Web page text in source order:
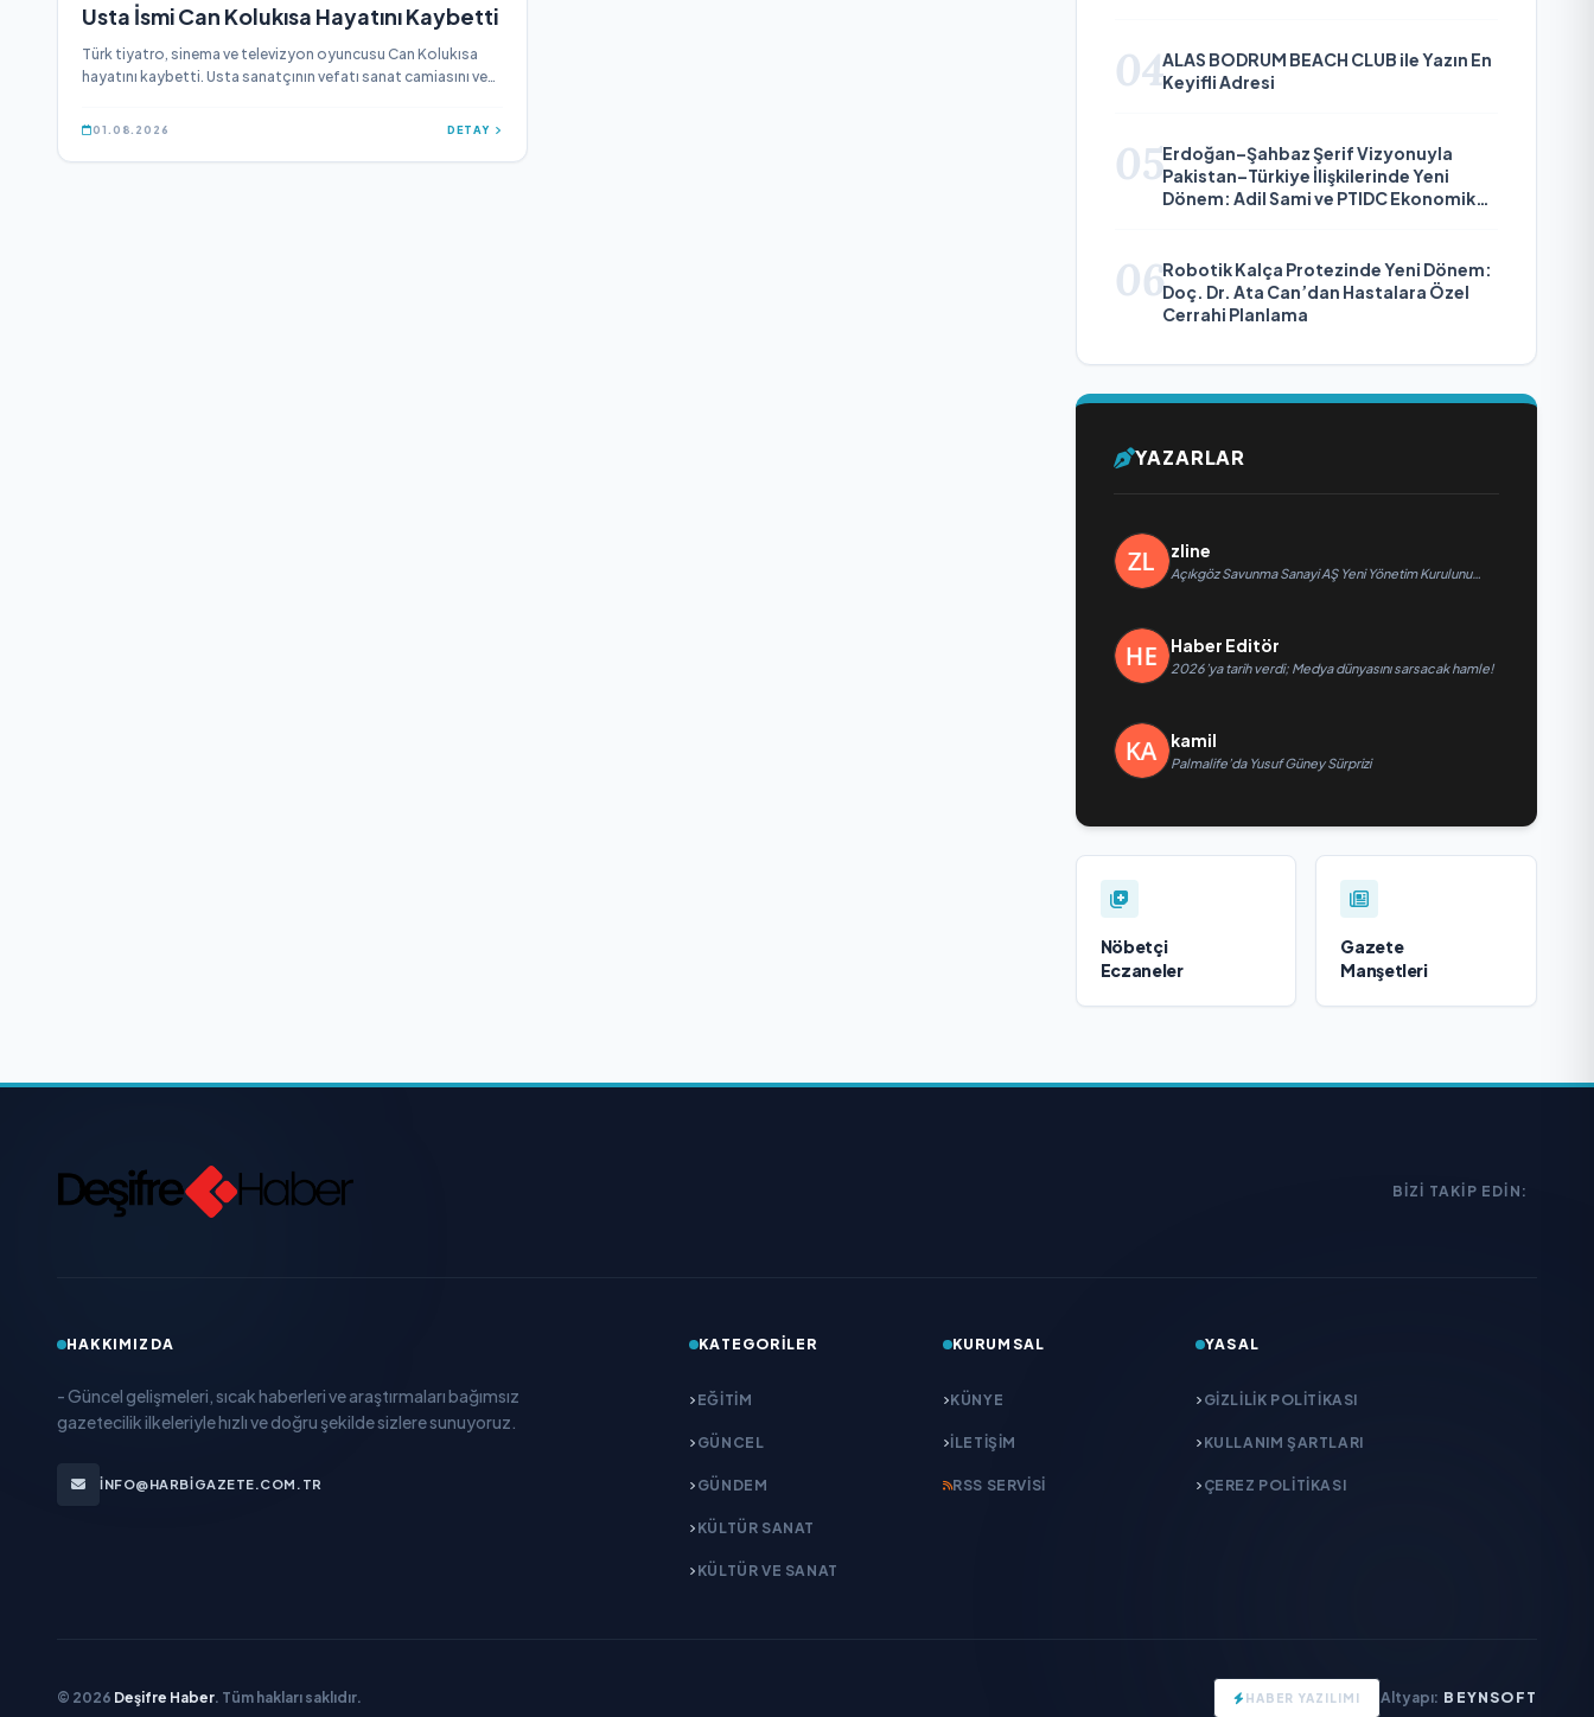
Usta İsmi Can Kolukısa Hayatını Kaybetti
Türk tiyatro, sinema ve televizyon oyuncusu Can Kolukısa
hayatını kaybetti. Usta sanatçının vefatı sanat camiasını ve
gelişmeler.
01.08.2026 DETAY
04ALAS BODRUM BEACH CLUB ile Yazın En
Keyifli Adresi
05Erdoğan–Şahbaz Şerif Vizyonuyla
Pakistan–Türkiye İlişkilerinde Yeni
Dönem: Adil Sami ve PTIDC Ekonomik
06Robotik Kalça Protezinde Yeni Dönem:
Doç. Dr. Ata Can’dan Hastalara Özel
Cerrahi Planlama
YAZARLAR
zline
Açıkgöz Savunma Sanayi AŞ Yeni Yönetim Kurulunu
Haber Editör
2026’ya tarih verdi; Medya dünyasını sarsacak hamle!
kamil
Palmalife’da Yusuf Güney Sürprizi
Nöbetçi
Eczaneler
Gazete
Manşetleri
BIZI TAKIP EDIN:
HAKKIMIZDA
- Güncel gelişmeleri, sıcak haberleri ve araştırmaları bağımsız
gazetecilik ilkeleriyle hızlı ve doğru şekilde sizlere sunuyoruz.
INFO@HARBIGAZETE.COM.TR
KATEGORILER
EĞITIM
GÜNCEL
GÜNDEM
KÜLTÜR SANAT
KÜLTÜR VE SANAT
KURUMSAL
KÜNYE
İLETIŞIM
RSS SERVISI
YASAL
GIZLILIK POLITIKASI
KULLANIM ŞARTLARI
ÇEREZ POLITIKASI
© 2026 Deşifre Haber. Tüm hakları saklıdır. HABER YAZILIMI Altyapı: BEYNSOFT